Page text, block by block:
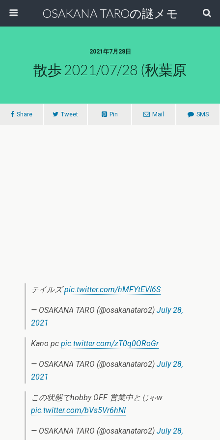
OSAKANA TAROの謎メモ
2021年7月28日
散歩 2021/07/28 (秋葉原
Share Tweet Pin Mail SMS
テイルズpic.twitter.com/hMFYtEVI6S
— OSAKANA TARO (@osakanataro2) July 28,
2021
Kano pc pic.twitter.com/zT0q0ORoGr
— OSAKANA TARO (@osakanataro2) July 28,
2021
この状態でhobby OFF 営業中とじゃw
pic.twitter.com/bVs5Vr6hNI
— OSAKANA TARO (@osakanataro2) July 28,